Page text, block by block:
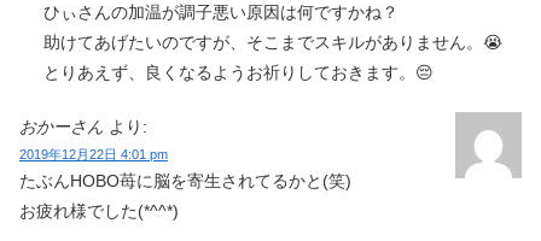
ひぃさんの加温が調子悪い原因は何ですかね？
助けてあげたいのですが、そこまでスキルがありません。😭
とりあえず、良くなるようお祈りしておきます。😔
おかーさん より:
2019年12月22日 4:01 pm
たぶんHOBO苺に脳を寄生されてるかと(笑)
お疲れ様でした(*^^*)